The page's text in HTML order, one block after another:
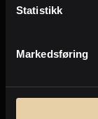
Statistikk
Markedsføring